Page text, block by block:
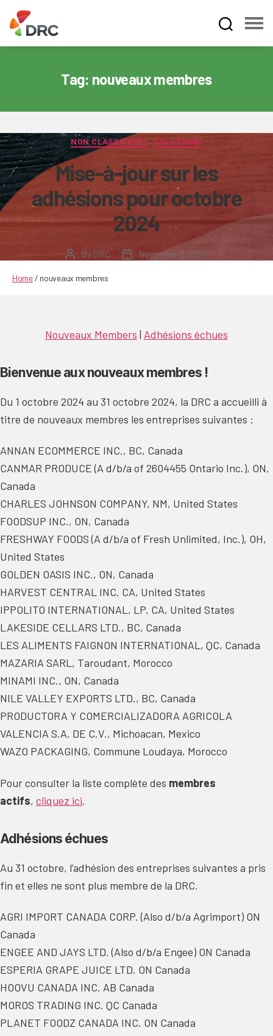
Dispute
Corporation
Tag: nouveaux membres
Categories
NON CLASSIFIÉ(E) SOLUTIONS
Mise-à-jour sur les
adhésions pour octobre
2024
PostBy DRC
PostNovember 8, 2024
Home/ nouveaux membres
Nouveaux Members | Adhésions échues
Bienvenue aux nouveaux membres !
Du 1 octobre 2024 au 31 octobre 2024, la DRC a accueilli à
titre de nouveaux membres les entreprises suivantes :
ANNAN ECOMMERCE INC., BC, Canada
CANMAR PRODUCE (A d/b/a of 2604455 Ontario Inc.), ON,
Canada
CHARLES JOHNSON COMPANY, NM, United States
FOODSUP INC., ON, Canada
FRESHWAY FOODS (A d/b/a of Fresh Unlimited, Inc.), OH,
United States
GOLDEN OASIS INC., ON, Canada
HARVEST CENTRAL INC. CA, United States
IPPOLITO INTERNATIONAL, LP, CA, United States
LAKESIDE CELLARS LTD., BC, Canada
LES ALIMENTS FAIGNON INTERNATIONAL, QC, Canada
MAZARIA SARL, Taroudant, Morocco
MINAMI INC., ON, Canada
NILE VALLEY EXPORTS LTD., BC, Canada
PRODUCTORA Y COMERCIALIZADORA AGRICOLA
VALENCIA S.A. DE C.V., Michoacan, Mexico
WAZO PACKAGING, Commune Loudaya, Morocco
Pour consulter la liste complète des membres
actifs, cliquez ici.
Adhésions échues
Au 31 octobre, l’adhésion des entreprises suivantes a pris
fin et elles ne sont plus membre de la DRC.
AGRI IMPORT CANADA CORP. (Also d/b/a Agrimport) ON
Canada
ENGEE AND JAYS LTD. (Also d/b/a Engee) ON Canada
ESPERIA GRAPE JUICE LTD. ON Canada
HOOVU CANADA INC. AB Canada
MOROS TRADING INC. QC Canada
PLANET FOODZ CANADA INC. ON Canada